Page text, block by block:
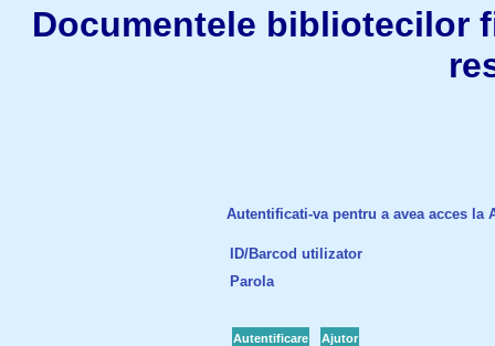
Documentele bibliotecilor
Autentificati-va pentru a avea acces
ID/Barcod utilizator
Parola
Autentificare Ajutor